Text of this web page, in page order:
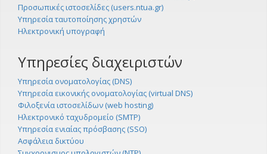
Προσωπικές ιστοσελίδες (users.ntua.gr)
Υπηρεσία ταυτοποίησης χρηστών
Ηλεκτρονική υπογραφή
Υπηρεσίες διαχειριστών
Υπηρεσία ονοματολογίας (DNS)
Υπηρεσία εικονικής ονοματολογίας (virtual DNS)
Φιλοξενία ιστοσελίδων (web hosting)
Ηλεκτρονικό ταχυδρομείο (SMTP)
Υπηρεσία ενιαίας πρόσβασης (SSO)
Ασφάλεια δικτύου